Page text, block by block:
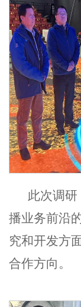
此次调
播业务前沿
究和开发方
合作方向。